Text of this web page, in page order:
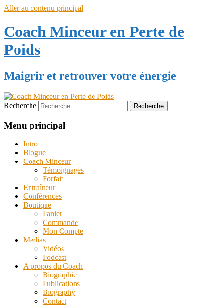
Aller au contenu principal
Coach Minceur en Perte de
Poids
Maigrir et retrouver votre énergie
Recherche
Menu principal
Intro
Blogue
Coach Minceur
Témoignages
Forfait
Entraîneur
Conférences
Boutique
Panier
Commande
Mon Compte
Medias
Vidéos
Podcast
A propos du Coach
Biographie
Publications
Biography
Contact